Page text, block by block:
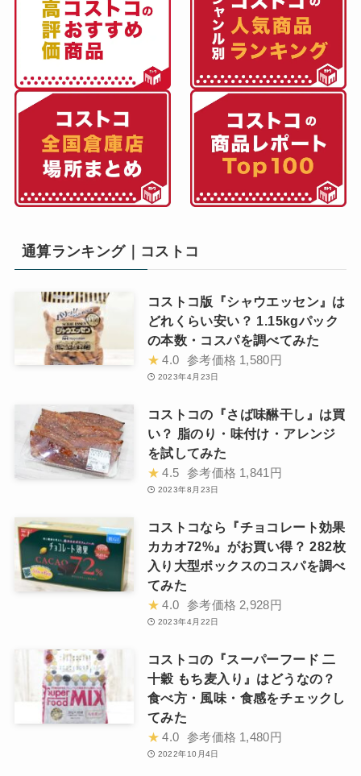
通算ランキング｜コストコ
コストコ版『シャウエッセン』は
どれくらい安い？ 1.15kgパック
の本数・コスパを調べてみた
★ 4.0 参考価格 1,580円
2023年4月23日
コストコの『さば味醂干し』は買
い？ 脂のり・味付け・アレンジ
を試してみた
★ 4.5 参考価格 1,841円
2023年8月23日
コストコなら『チョコレート効果
カカオ72%』がお買い得？ 282枚
入り大型ボックスのコスパを調べ
てみた
★ 4.0 参考価格 2,928円
2023年4月22日
コストコの『スーパーフード 二
十穀 もち麦入り』はどうなの？
食べ方・風味・食感をチェックし
てみた
★ 4.0 参考価格 1,480円
2022年10月4日